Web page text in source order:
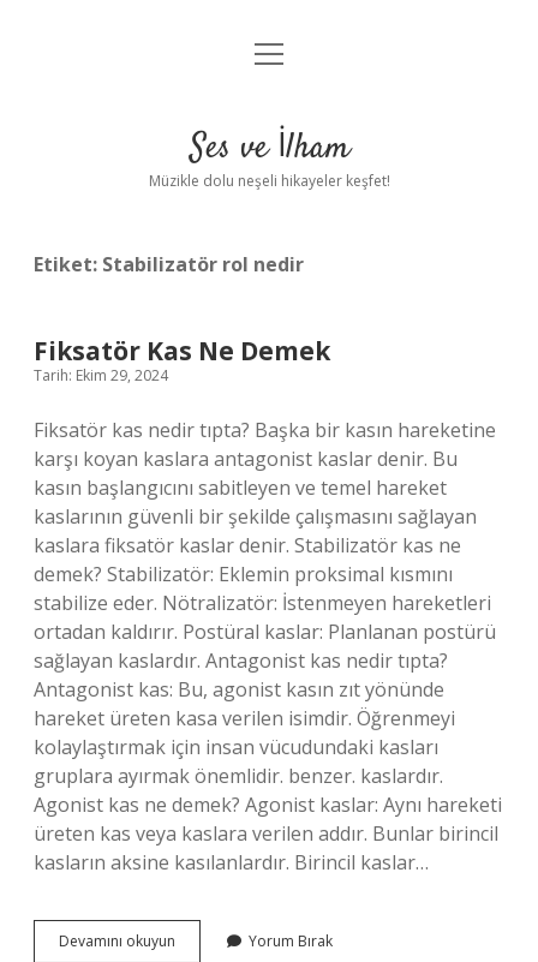
Anasayfa
Yasal Uyarı
menüyü
Ses ve İlham
Müzikle dolu neşeli hikayeler keşfet!
Etiket: Stabilizatör rol nedir
Fiksatör Kas Ne Demek
Tarih: Ekim 29, 2024
Fiksatör kas nedir tıpta? Başka bir kasın hareketine
karşı koyan kaslara antagonist kaslar denir. Bu
kasın başlangıcını sabitleyen ve temel hareket
kaslarının güvenli bir şekilde çalışmasını sağlayan
kaslara fiksatör kaslar denir. Stabilizatör kas ne
demek? Stabilizatör: Eklemin proksimal kısmını
stabilize eder. Nötralizatör: İstenmeyen hareketleri
ortadan kaldırır. Postüral kaslar: Planlanan postürü
sağlayan kaslardır. Antagonist kas nedir tıpta?
Antagonist kas: Bu, agonist kasın zıt yönünde
hareket üreten kasa verilen isimdir. Öğrenmeyi
kolaylaştırmak için insan vücudundaki kasları
gruplara ayırmak önemlidir. benzer. kaslardır.
Agonist kas ne demek? Agonist kaslar: Aynı hareketi
üreten kas veya kaslara verilen addır. Bunlar birincil
kasların aksine kasılanlardır. Birincil kaslar…
Devamını okuyun Fiksatör
Yorum Bırak